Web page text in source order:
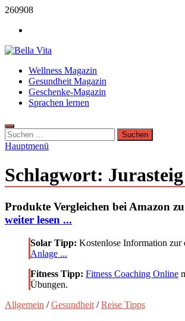
Zum
springen
260908
Bella Vita Wellness Fitness Tipps
Wellness Sport und Erholung mit Bella Vita
Wellness Magazin
Gesundheit Magazin
Geschenke-Magazin
Sprachen lernen
Suchen
nach:
Hauptmenü
Schlagwort: Jurasteig
Produkte Vergleichen bei Amazon zu
weiter lesen ...
Solar Tipp: Kostenlose Information zur
Anlage ...
Fitness Tipp: Fitness Coaching Online
Übungen.
Allgemein /Gesundheit /Reise Tipps